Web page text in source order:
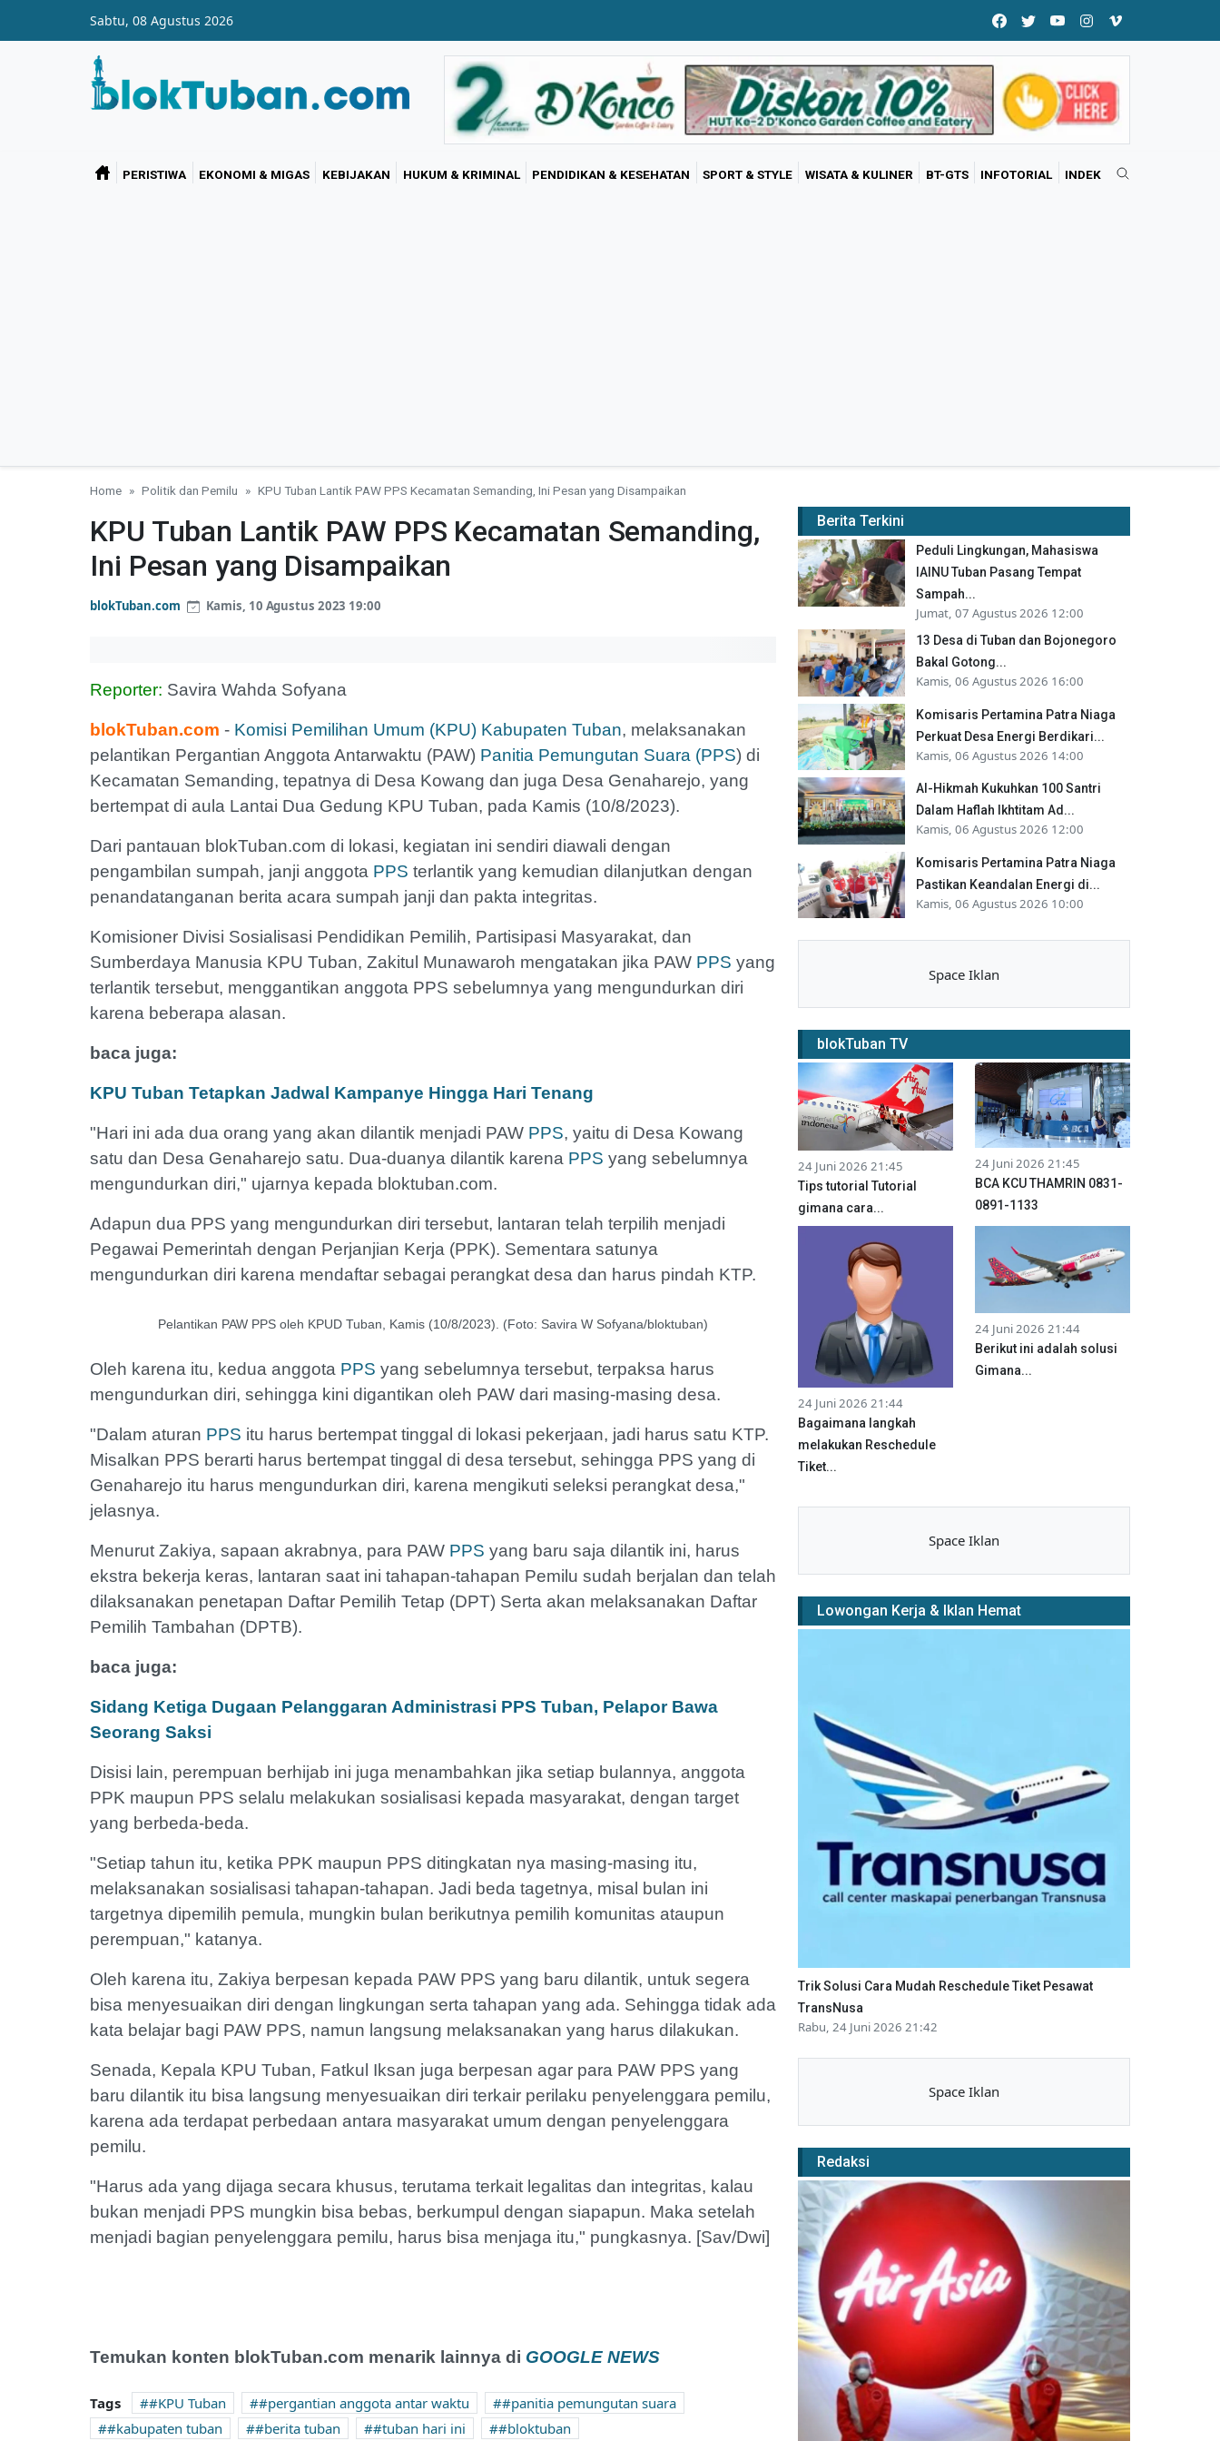
Sabtu, 08 Agustus 2026
PERISTIWA EKONOMI & MIGAS KEBIJAKAN HUKUM & KRIMINAL PENDIDIKAN & KESEHATAN SPORT & STYLE WISATA & KULINER BT-GTS INFOTORIAL INDEK
Home Politik dan Pemilu KPU Tuban Lantik PAW PPS Kecamatan Semanding, Ini Pesan yang Disampaikan
KPU Tuban Lantik PAW PPS Kecamatan Semanding,
Ini Pesan yang Disampaikan
blokTuban.com Kamis, 10 Agustus 2023 19:00
Reporter: Savira Wahda Sofyana
blokTuban.com - Komisi Pemilihan Umum (KPU) Kabupaten Tuban, melaksanakan
pelantikan Pergantian Anggota Antarwaktu (PAW) Panitia Pemungutan Suara (PPS) di
Kecamatan Semanding, tepatnya di Desa Kowang dan juga Desa Genaharejo, yang
bertempat di aula Lantai Dua Gedung KPU Tuban, pada Kamis (10/8/2023).
Dari pantauan blokTuban.com di lokasi, kegiatan ini sendiri diawali dengan
pengambilan sumpah, janji anggota PPS terlantik yang kemudian dilanjutkan dengan
penandatanganan berita acara sumpah janji dan pakta integritas.
Komisioner Divisi Sosialisasi Pendidikan Pemilih, Partisipasi Masyarakat, dan
Sumberdaya Manusia KPU Tuban, Zakitul Munawaroh mengatakan jika PAW PPS yang
terlantik tersebut, menggantikan anggota PPS sebelumnya yang mengundurkan diri
karena beberapa alasan.
baca juga:
KPU Tuban Tetapkan Jadwal Kampanye Hingga Hari Tenang
"Hari ini ada dua orang yang akan dilantik menjadi PAW PPS, yaitu di Desa Kowang
satu dan Desa Genaharejo satu. Dua-duanya dilantik karena PPS yang sebelumnya
mengundurkan diri," ujarnya kepada bloktuban.com.
Adapun dua PPS yang mengundurkan diri tersebut, lantaran telah terpilih menjadi
Pegawai Pemerintah dengan Perjanjian Kerja (PPK). Sementara satunya
mengundurkan diri karena mendaftar sebagai perangkat desa dan harus pindah KTP.
Pelantikan PAW PPS oleh KPUD Tuban, Kamis (10/8/2023). (Foto: Savira W Sofyana/bloktuban)
Oleh karena itu, kedua anggota PPS yang sebelumnya tersebut, terpaksa harus
mengundurkan diri, sehingga kini digantikan oleh PAW dari masing-masing desa.
"Dalam aturan PPS itu harus bertempat tinggal di lokasi pekerjaan, jadi harus satu KTP.
Misalkan PPS berarti harus bertempat tinggal di desa tersebut, sehingga PPS yang di
Genaharejo itu harus mengundurkan diri, karena mengikuti seleksi perangkat desa,"
jelasnya.
Menurut Zakiya, sapaan akrabnya, para PAW PPS yang baru saja dilantik ini, harus
ekstra bekerja keras, lantaran saat ini tahapan-tahapan Pemilu sudah berjalan dan telah
dilaksanakan penetapan Daftar Pemilih Tetap (DPT) Serta akan melaksanakan Daftar
Pemilih Tambahan (DPTB).
baca juga:
Sidang Ketiga Dugaan Pelanggaran Administrasi PPS Tuban, Pelapor Bawa
Seorang Saksi
Disisi lain, perempuan berhijab ini juga menambahkan jika setiap bulannya, anggota
PPK maupun PPS selalu melakukan sosialisasi kepada masyarakat, dengan target
yang berbeda-beda.
"Setiap tahun itu, ketika PPK maupun PPS ditingkatan nya masing-masing itu,
melaksanakan sosialisasi tahapan-tahapan. Jadi beda tagetnya, misal bulan ini
targetnya dipemilih pemula, mungkin bulan berikutnya pemilih komunitas ataupun
perempuan," katanya.
Oleh karena itu, Zakiya berpesan kepada PAW PPS yang baru dilantik, untuk segera
bisa menyesuaikan diri dengan lingkungan serta tahapan yang ada. Sehingga tidak ada
kata belajar bagi PAW PPS, namun langsung melaksanakan yang harus dilakukan.
Senada, Kepala KPU Tuban, Fatkul Iksan juga berpesan agar para PAW PPS yang
baru dilantik itu bisa langsung menyesuaikan diri terkair perilaku penyelenggara pemilu,
karena ada terdapat perbedaan antara masyarakat umum dengan penyelenggara
pemilu.
"Harus ada yang dijaga secara khusus, terutama terkait legalitas dan integritas, kalau
bukan menjadi PPS mungkin bisa bebas, berkumpul dengan siapapun. Maka setelah
menjadi bagian penyelenggara pemilu, harus bisa menjaga itu," pungkasnya. [Sav/Dwi]
Temukan konten blokTuban.com menarik lainnya di GOOGLE NEWS
Tags #KPU Tuban #pergantian anggota antar waktu
#panitia pemungutan suara
#kabupaten tuban
#berita tuban #tuban hari ini
#bloktuban
Berita Terkini
Peduli Lingkungan, Mahasiswa
IAINU Tuban Pasang Tempat
Sampah...
Jumat, 07 Agustus 2026 12:00
13 Desa di Tuban dan Bojonegoro
Bakal Gotong...
Kamis, 06 Agustus 2026 16:00
Komisaris Pertamina Patra Niaga
Perkuat Desa Energi Berdikari...
Kamis, 06 Agustus 2026 14:00
Al-Hikmah Kukuhkan 100 Santri
Dalam Haflah Ikhtitam Ad...
Kamis, 06 Agustus 2026 12:00
Komisaris Pertamina Patra Niaga
Pastikan Keandalan Energi di...
Kamis, 06 Agustus 2026 10:00
Space Iklan
blokTuban TV
24 Juni 2026 21:45
Tips tutorial Tutorial
gimana cara...
24 Juni 2026 21:45
BCA KCU THAMRIN 0831-
0891-1133
24 Juni 2026 21:44
Bagaimana langkah
melakukan Reschedule
Tiket...
24 Juni 2026 21:44
Berikut ini adalah solusi
Gimana...
Space Iklan
Lowongan Kerja & Iklan Hemat
Trik Solusi Cara Mudah Reschedule Tiket Pesawat
TransNusa
Rabu, 24 Juni 2026 21:42
Space Iklan
Redaksi